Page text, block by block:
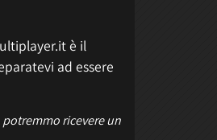
è il
ad essere
ricevere un